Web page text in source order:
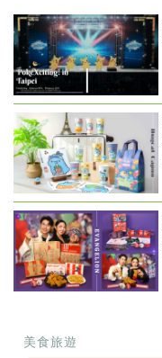
美食旅遊